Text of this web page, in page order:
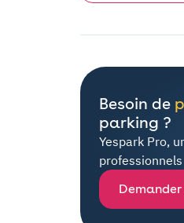
Besoin de
parking ?
Yespark Pro,
professionnels